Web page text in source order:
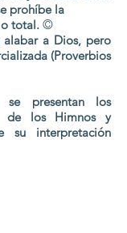
prohíbe la
total. ©
alabar a Dios, pero
(Proverbios
se presentan los
los Himnos y
su interpretación